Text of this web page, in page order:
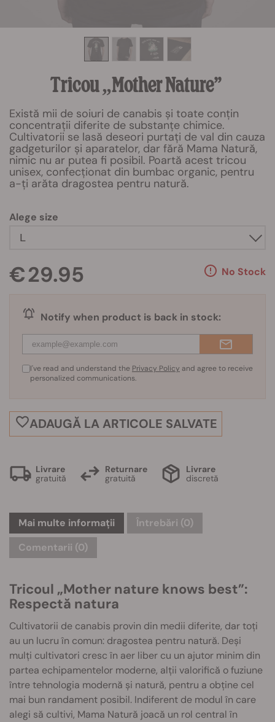
Tricou „Mother Nature”
Există mii de soiuri de canabis și toate conțin
concentrații diferite de substanțe chimice.
Cultivatorii se lasă deseori purtați de val din cauza
gadgeturilor și aparatelor, dar fără Mama Natură,
nimic nu ar putea fi posibil. Poartă acest tricou
unisex, confecționat din bumbac organic, pentru
a-ți arăta dragostea pentru natură.
Alege size
€ 29.95 No Stock
Notify when product is back in stock:
I've read and understand the Privacy Policy and agree to receive
personalized communications.
ADAUGĂ LA ARTICOLE SALVATE
Livrare
gratuită
Returnare
gratuită
Livrare
discretă
Mai multe informații Întrebări (0)
Comentarii (0)
Tricoul „Mother nature knows best”:
Respectă natura
Cultivatorii de canabis provin din medii diferite, dar toți
au un lucru în comun: dragostea pentru natură. Deși
mulți cultivatori cresc în aer liber cu un ajutor minim din
partea echipamentelor moderne, alții valorifică o fuziune
între tehnologia modernă și natură, pentru a obține cel
mai bun randament posibil. Indiferent de modul în care
alegi să cultivi, Mama Natură joacă un rol central în